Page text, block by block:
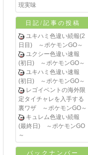
現実味
日記/記事の投稿
ユキハミ色違い続報(2
日目) ～ポケモンGO～
ユクシー色違い速報
(初日) ～ポケモンGO～
ユキハミ色違い速報
(初日) ～ポケモンGO～
レゴイベントの海外限
定タイチャレを入手する
裏ワザ ～ポケモンGO～
キュレム色違い続報
(最終日) ～ポケモンGO
～
バックナンバー